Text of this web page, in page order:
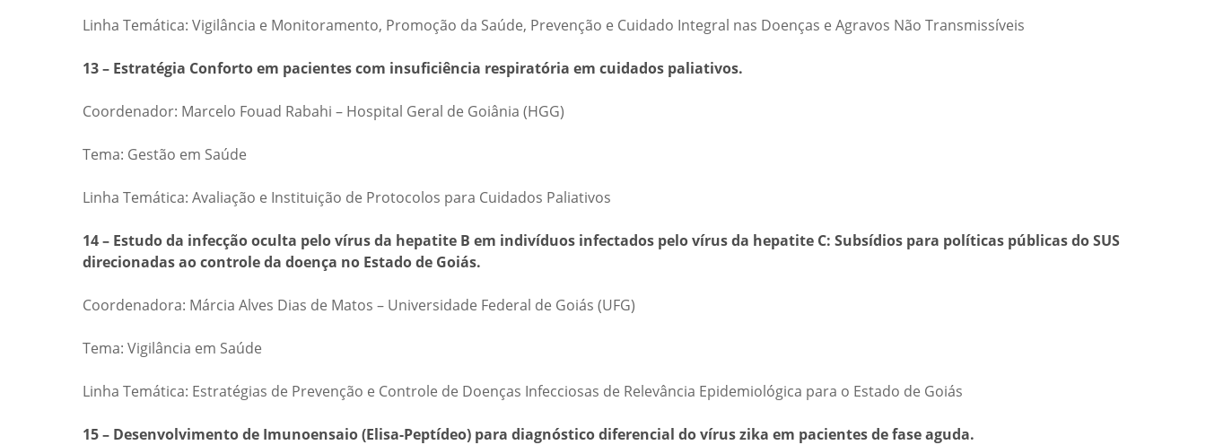
Linha Temática: Vigilância e Monitoramento, Promoção da Saúde, Prevenção e Cuidado Integral nas Doenças e Agravos Não Transmissíveis
13 – Estratégia Conforto em pacientes com insuficiência respiratória em cuidados paliativos.
Coordenador: Marcelo Fouad Rabahi – Hospital Geral de Goiânia (HGG)
Tema: Gestão em Saúde
Linha Temática: Avaliação e Instituição de Protocolos para Cuidados Paliativos
14 – Estudo da infecção oculta pelo vírus da hepatite B em indivíduos infectados pelo vírus da hepatite C: Subsídios para políticas públicas do SUS
direcionadas ao controle da doença no Estado de Goiás.
Coordenadora: Márcia Alves Dias de Matos – Universidade Federal de Goiás (UFG)
Tema: Vigilância em Saúde
Linha Temática: Estratégias de Prevenção e Controle de Doenças Infecciosas de Relevância Epidemiológica para o Estado de Goiás
15 – Desenvolvimento de Imunoensaio (Elisa-Peptídeo) para diagnóstico diferencial do vírus zika em pacientes de fase aguda.